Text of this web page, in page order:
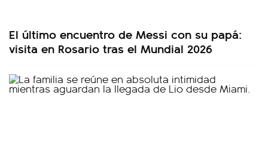
El último encuentro de Messi con su papá:
visita en Rosario tras el Mundial 2026